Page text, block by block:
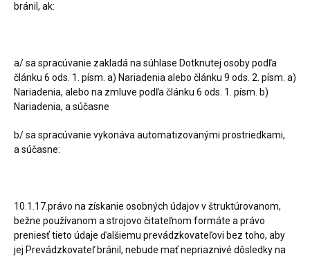
bránil, ak:
a/ sa spracúvanie zakladá na súhlase Dotknutej osoby podľa
článku 6 ods. 1. písm. a) Nariadenia alebo článku 9 ods. 2. písm. a)
Nariadenia, alebo na zmluve podľa článku 6 ods. 1. písm. b)
Nariadenia, a súčasne
b/ sa spracúvanie vykonáva automatizovanými prostriedkami,
a súčasne:
10.1.17.právo na získanie osobných údajov v štruktúrovanom,
bežne používanom a strojovo čitateľnom formáte a právo
preniesť tieto údaje ďalšiemu prevádzkovateľovi bez toho, aby
jej Prevádzkovateľ bránil, nebude mať nepriaznivé dôsledky na